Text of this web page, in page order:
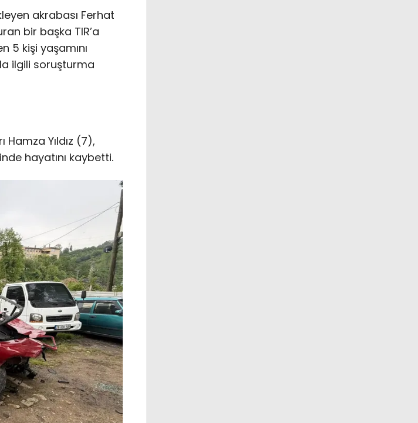
akrabası Ferhat
bir başka TIR’a
5 kişi yaşamını
ilgili soruşturma
Hamza Yıldız (7),
hayatını kaybetti.